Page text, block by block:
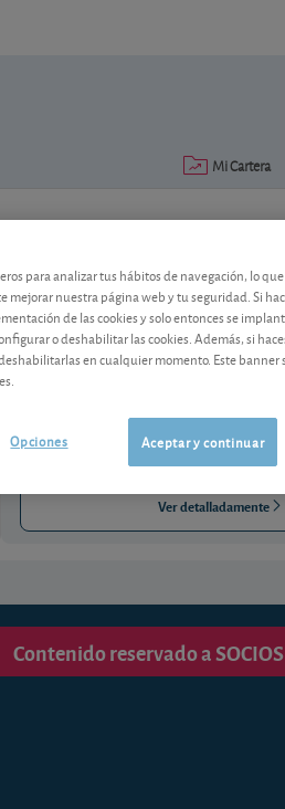
Mi Cartera
EDP
Tras los magníficos
beneficio para la compañía.
Ver detalladamente
Contenido reservado a SOCIOS
para analizar tus hábitos de navegación, lo
mejorar nuestra página web y tu seguridad. Si
de las cookies y solo entonces se
o deshabilitar las cookies. Además, si
en cualquier momento. Este
Aceptar y continuar
Opciones